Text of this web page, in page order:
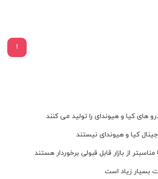
1
های کیا و هیوندای را تولید می کنند
کیا و هیوندای نیستند
از بازار قابل قبولی برخوردار هستند
بسیار زیاد است